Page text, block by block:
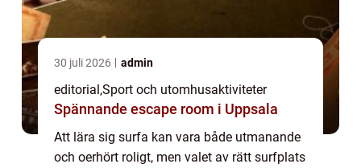
30 juli 2026 admin
editorial,Sport och utomhusaktiviteter
Spännande escape room i Uppsala
Att lära sig surfa kan vara både utmanande
och oerhört roligt, men valet av rätt surfplats